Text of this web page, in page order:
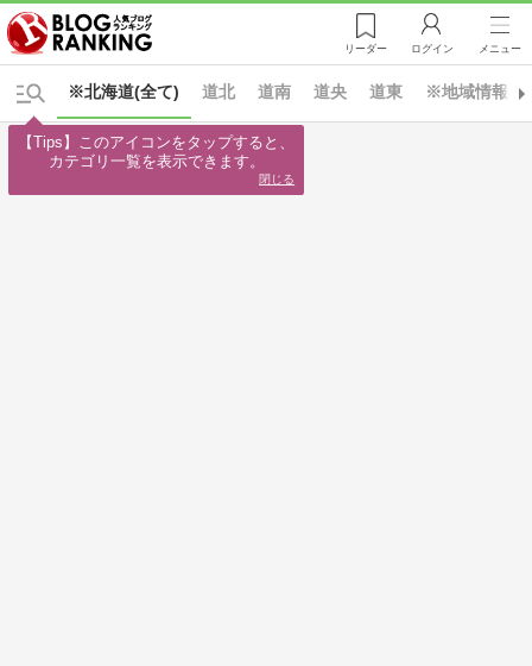
リーダー ログイン メニュー
※北海道(全て) ※地域情報(
道北 道南 道央 道東
【Tips】このアイコンをタップすると、
カテゴリ一覧を表示できます。
閉じる